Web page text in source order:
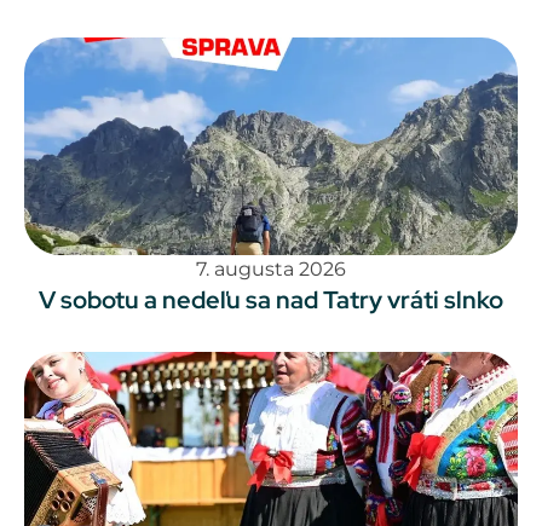
7. augusta 2026
V sobotu a nedeľu sa nad Tatry vráti slnko